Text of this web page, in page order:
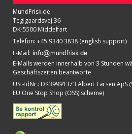
MundFrisk.de
Teglgaardsvej 36
DK-5500 Middelfart
Telefon: +45 9340 3838 (english support)
E-Mail:
E-Mails werden innerhalb von 3 Stunden
Geschäftszeiten beantworte
USt-IdNr.: DK39991373 Albert Larsen ApS
EU One Stop Shop (OSS) scheme)